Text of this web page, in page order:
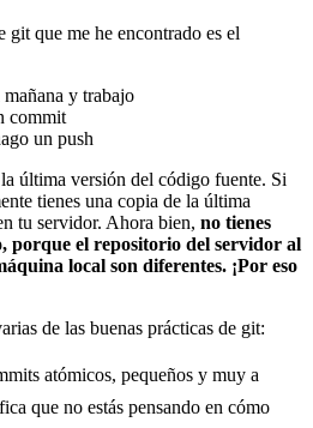
que me he encontrado es el
y trabajo
commit
un push
última versión del código fuente. Si
tienes una copia de la última
tu servidor. Ahora bien, no tienes
porque el repositorio del servidor al
local son diferentes. ¡Por eso
de las buenas prácticas de git:
atómicos, pequeños y muy a
que no estás pensando en cómo